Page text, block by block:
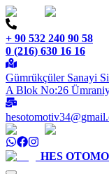
+ 90 532 240 90 58
0 (216) 630 16 16
Gümrükçüler Sanayi
A Blok No:26
HES